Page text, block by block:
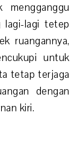
lagi-lagi tetep
ruangannya,
untuk
tetap terjaga
dengan
kiri.